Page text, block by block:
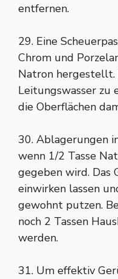
entfernen.
29. Eine
Chrom und
Natron hergestellt.
Leitungswasser zu
die Oberflächen
30. Ablagerungen
wenn 1/2 Tasse
gegeben wird. Das
einwirken lassen
gewohnt putzen.
noch 2 Tassen
werden.
31. Um effektiv